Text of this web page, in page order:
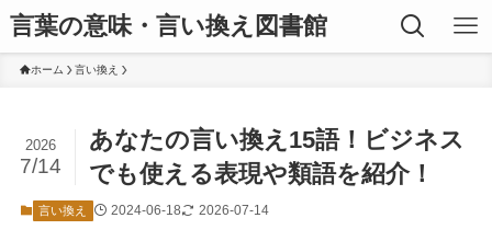
言葉の意味・言い換え図書館
ホーム 言い換え
あなたの言い換え15語！ビジネス
でも使える表現や類語を紹介！
2026
7/14
言い換え 2024-06-18 2026-07-14